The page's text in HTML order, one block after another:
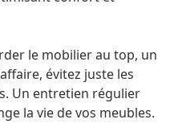
le mobilier au top, un
évitez juste les
Un entretien régulier
la vie de vos meubles.